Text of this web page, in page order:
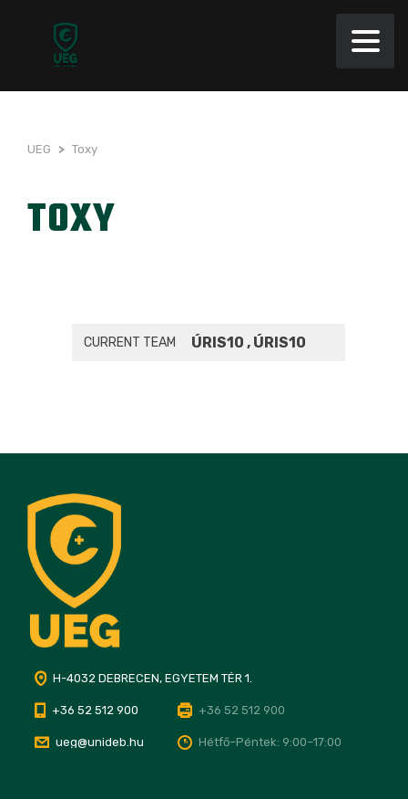
UEG > Toxy
TOXY
CURRENT TEAM ÚRIS10 , ÚRIS10
H-4032 DEBRECEN, EGYETEM TÉR 1.
+36 52 512 900 +36 52 512 900
ueg@unideb.hu Hétfő–Péntek: 9:00–17:00